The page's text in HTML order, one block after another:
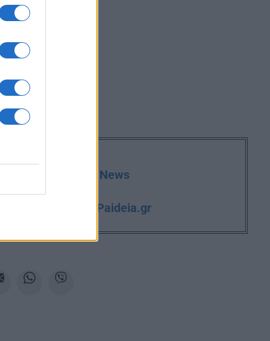
στο Google News
iPaideia.gr